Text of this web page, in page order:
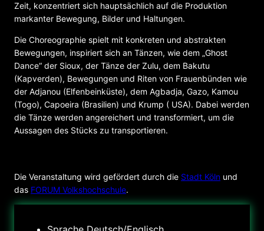
Zeit, konzentriert sich hauptsächlich auf die Produktion
markanter Bewegung, Bilder und Haltungen.
Die Choreographie spielt mit konkreten und abstrakten
Bewegungen, inspiriert sich an Tänzen, wie dem „Ghost
Dance“ der Sioux, der Tänze der Zulu, dem Bakutu
(Kapverden), Bewegungen und Riten von Frauenbünden wie
der Adjanou (Elfenbeinküste), dem Agbadja, Gazo, Kamou
(Togo), Capoeira (Brasilien) und Krump ( USA). Dabei werden
die Tänze werden angereichert und transformiert, um die
Aussagen des Stücks zu transportieren.
Die Veranstaltung wird gefördert durch die Stadt Köln und
das FORUM Volkshochschule.